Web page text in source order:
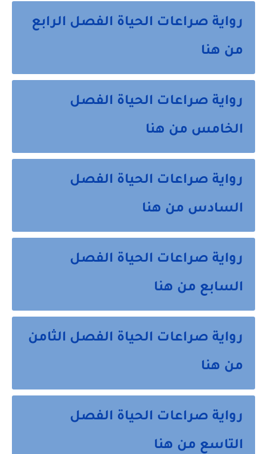
رواية صراعات الحياة الفصل الرابع
من هنا
رواية صراعات الحياة الفصل
الخامس من هنا
رواية صراعات الحياة الفصل
السادس من هنا
رواية صراعات الحياة الفصل
السابع من هنا
رواية صراعات الحياة الفصل الثامن
من هنا
رواية صراعات الحياة الفصل
التاسع من هنا